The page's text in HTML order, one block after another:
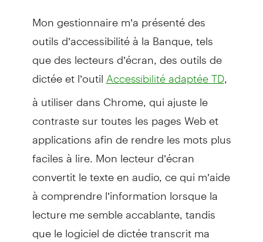
Mon gestionnaire m’a présenté des
outils d’accessibilité à la Banque, tels
que des lecteurs d’écran, des outils de
dictée et l’outil Accessibilité adaptée TD,
à utiliser dans Chrome, qui ajuste le
contraste sur toutes les pages Web et
applications afin de rendre les mots plus
faciles à lire. Mon lecteur d’écran
convertit le texte en audio, ce qui m’aide
à comprendre l’information lorsque la
lecture me semble accablante, tandis
que le logiciel de dictée transcrit ma